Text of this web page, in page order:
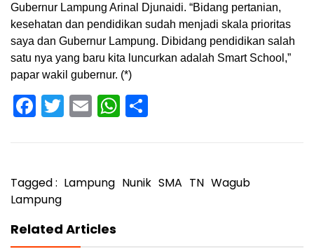
Gubernur Lampung Arinal Djunaidi. “Bidang pertanian,
kesehatan dan pendidikan sudah menjadi skala prioritas
saya dan Gubernur Lampung. Dibidang pendidikan salah
satu nya yang baru kita luncurkan adalah Smart School,”
papar wakil gubernur. (*)
Facebook
Twitter
EmailWhatsApp
Tagged : Lampung Nunik SMA TN Wagub
Lampung
Related Articles